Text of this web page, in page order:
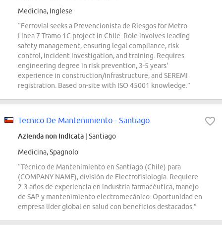
Medicina, Inglese
“Ferrovial seeks a Prevencionista de Riesgos for Metro
Línea 7 Tramo 1C project in Chile. Role involves leading
safety management, ensuring legal compliance, risk
control, incident investigation, and training. Requires
engineering degree in risk prevention, 3-5 years'
experience in construction/infrastructure, and SEREMI
registration. Based on-site with ISO 45001 knowledge.”
Tecnico De Mantenimiento - Santiago
Azienda non indicata | Santiago
Medicina, Spagnolo
“Técnico de Mantenimiento en Santiago (Chile) para
(COMPANY NAME), división de Electrofisiología. Requiere
2-3 años de experiencia en industria farmacéutica, manejo
de SAP y mantenimiento electromecánico. Oportunidad en
empresa líder global en salud con beneficios destacados.”